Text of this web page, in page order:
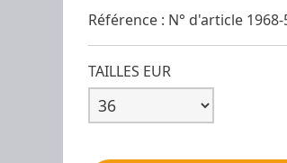
Référence : N° d'article
TAILLES EUR